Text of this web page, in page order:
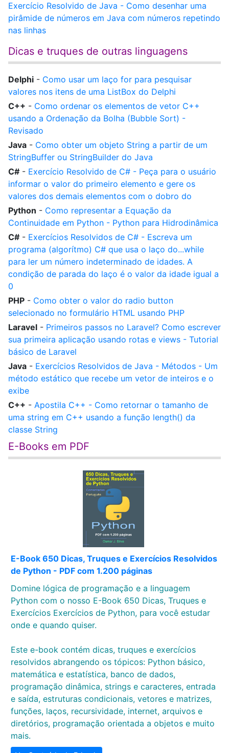
Exercício Resolvido de Java - Como desenhar uma
pirâmide de números em Java com números repetindo
nas linhas
Dicas e truques de outras linguagens
Delphi - Como usar um laço for para pesquisar
valores nos itens de uma ListBox do Delphi
C++ - Como ordenar os elementos de vetor C++
usando a Ordenação da Bolha (Bubble Sort) -
Revisado
Java - Como obter um objeto String a partir de um
StringBuffer ou StringBuilder do Java
C# - Exercício Resolvido de C# - Peça para o usuário
informar o valor do primeiro elemento e gere os
valores dos demais elementos com o dobro do
Python - Como representar a Equação da
Continuidade em Python - Python para Hidrodinâmica
C# - Exercícios Resolvidos de C# - Escreva um
programa (algorítmo) C# que usa o laço do...while
para ler um número indeterminado de idades. A
condição de parada do laço é o valor da idade igual a
0
PHP - Como obter o valor do radio button
selecionado no formulário HTML usando PHP
Laravel - Primeiros passos no Laravel? Como escrever
sua primeira aplicação usando rotas e views - Tutorial
básico de Laravel
Java - Exercícios Resolvidos de Java - Métodos - Um
método estático que recebe um vetor de inteiros e o
exibe
C++ - Apostila C++ - Como retornar o tamanho de
uma string em C++ usando a função length() da
classe String
E-Books em PDF
E-Book 650 Dicas, Truques e Exercícios Resolvidos
de Python - PDF com 1.200 páginas
Domine lógica de programação e a linguagem
Python com o nosso E-Book 650 Dicas, Truques e
Exercícios Exercícios de Python, para você estudar
onde e quando quiser.
Este e-book contém dicas, truques e exercícios
resolvidos abrangendo os tópicos: Python básico,
matemática e estatística, banco de dados,
programação dinâmica, strings e caracteres, entrada
e saída, estruturas condicionais, vetores e matrizes,
funções, laços, recursividade, internet, arquivos e
diretórios, programação orientada a objetos e muito
mais.